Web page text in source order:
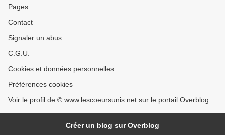
Pages
Contact
Signaler un abus
C.G.U.
Cookies et données personnelles
Préférences cookies
Voir le profil de © www.lescoeursunis.net sur le portail Overblog
Créer un blog sur Overblog